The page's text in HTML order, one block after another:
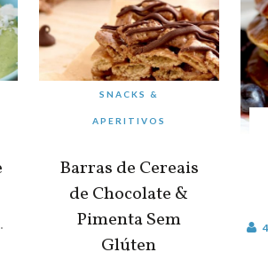
SNACKS &
APERITIVOS
Barras de Cereais
de Chocolate &
Pimenta Sem
Glúten
4